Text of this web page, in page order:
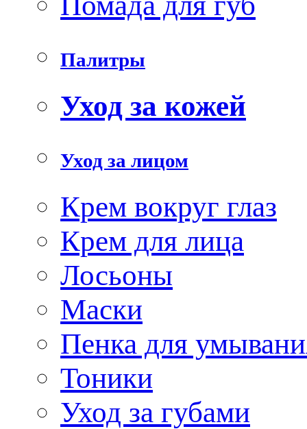
Палитры
Уход за кожей
Уход за лицом
Крем вокруг глаз
Крем для лица
Лосьоны
Маски
Пенка для
Тоники
Уход за губами